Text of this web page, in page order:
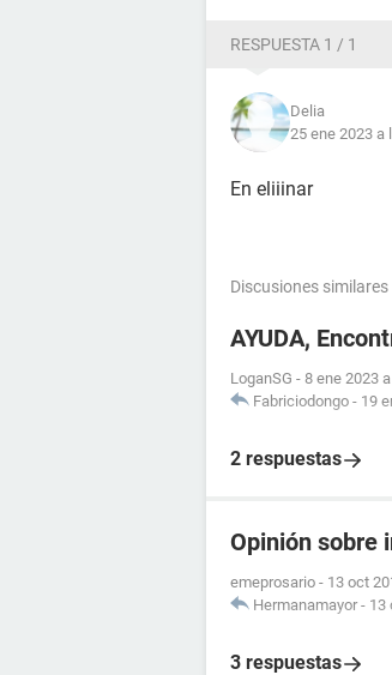
RESPUESTA 1 / 1
Delia
25 ene 2023 a
En eliiinar
Discusiones similares
AYUDA,
LoganSG - 8 ene 2023
Fabriciodongo - 19
2 respuestas
Opinión sobre
emeprosario - 13 oct
Hermanamayor - 13
3 respuestas